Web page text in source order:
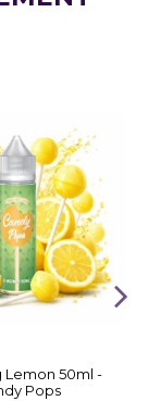
Lemon 50ml -
Pops